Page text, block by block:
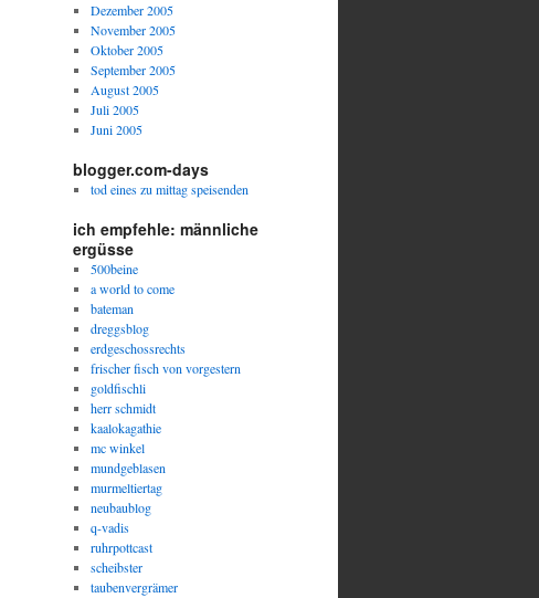
Dezember 2005
November 2005
Oktober 2005
September 2005
August 2005
Juli 2005
Juni 2005
blogger.com-days
tod eines zu mittag speisenden
ich empfehle: männliche
ergüsse
500beine
a world to come
bateman
dreggsblog
erdgeschossrechts
frischer fisch von vorgestern
goldfischli
herr schmidt
kaalokagathie
mc winkel
mundgeblasen
murmeltiertag
neubaublog
q-vadis
ruhrpottcast
scheibster
taubenvergrämer